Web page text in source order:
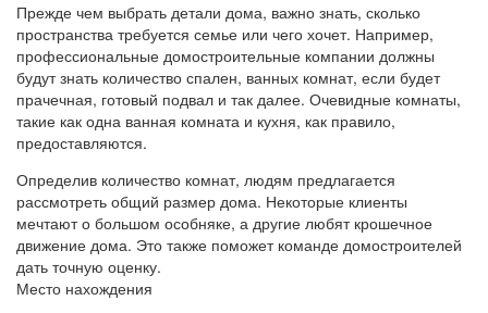
Прежде чем выбрать детали дома, важно знать, сколько
пространства требуется семье или чего хочет. Например,
профессиональные домостроительные компании должны
будут знать количество спален, ванных комнат, если будет
прачечная, готовый подвал и так далее. Очевидные комнаты,
такие как одна ванная комната и кухня, как правило,
предоставляются.
Определив количество комнат, людям предлагается
рассмотреть общий размер дома. Некоторые клиенты
мечтают о большом особняке, а другие любят крошечное
движение дома. Это также поможет команде домостроителей
дать точную оценку.
Место нахождения